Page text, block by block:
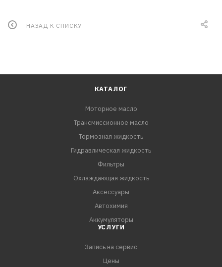
НАЗАД К СПИСКУ
КАТАЛОГ
Моторное масло
Трансмиссионное масло
Тормозная жидкость
Гидравлическая жидкость
Фильтры
Охлаждающая жидкость
Аксессуары
Автохимия
Аккумуляторы
УСЛУГИ
Запись на сервис
Цены